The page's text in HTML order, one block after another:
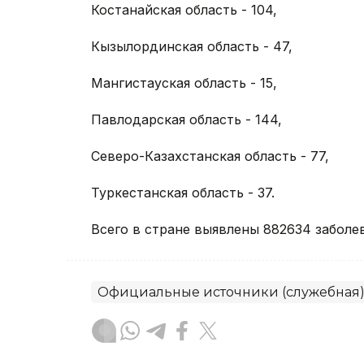
Костанайская область - 104,
Кызылординская область - 47,
Мангистауская область - 15,
Павлодарская область - 144,
Северо-Казахстанская область - 77,
Туркестанская область - 37.
Всего в стране выявлены 882634
Официальные источники (служебная)